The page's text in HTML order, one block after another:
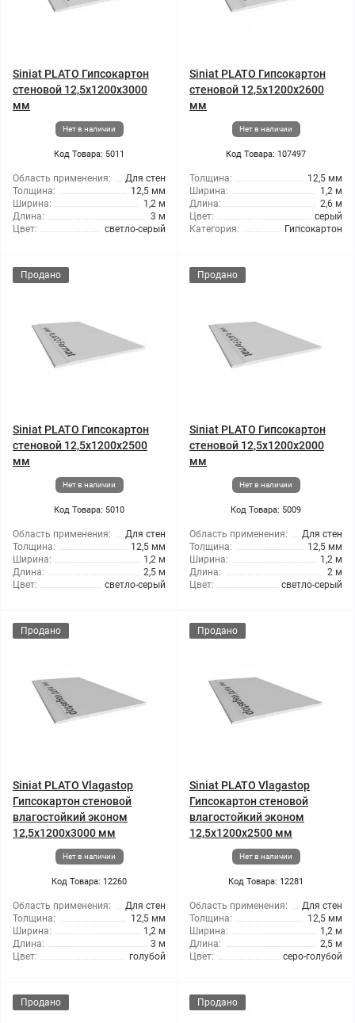
Siniat PLATO Гипсокартон
стеновой 12,5x1200x3000
мм
Нет в наличии
Код Товара: 5011
Область применения:
Для стен
Толщина:
12,5 мм
Ширина:
1,2 м
Длина:
3 м
Цвет:
светло-серый
Siniat PLATO Гипсокартон
стеновой 12,5x1200x2600
мм
Нет в наличии
Код Товара: 107497
Толщина:
12,5 мм
Ширина:
1,2 м
Длина:
2,6 м
Цвет:
серый
Категория:
Гипсокартон
Продано
Siniat PLATO Гипсокартон
стеновой 12,5x1200x2500
мм
Нет в наличии
Код Товара: 5010
Область применения:
Для стен
Толщина:
12,5 мм
Ширина:
1,2 м
Длина:
2,5 м
Цвет:
светло-серый
Продано
Siniat PLATO Гипсокартон
стеновой 12,5x1200x2000
мм
Нет в наличии
Код Товара: 5009
Область применения:
Для стен
Толщина:
12,5 мм
Ширина:
1,2 м
Длина:
2 м
Цвет:
светло-серый
Продано
Siniat PLATO Vlagastop
Гипсокартон стеновой
влагостойкий эконом
12,5x1200x3000 мм
Нет в наличии
Код Товара: 12260
Область применения:
Для стен
Толщина:
12,5 мм
Ширина:
1,2 м
Длина:
3 м
Цвет:
голубой
Продано
Siniat PLATO Vlagastop
Гипсокартон стеновой
влагостойкий эконом
12,5x1200x2500 мм
Нет в наличии
Код Товара: 12281
Область применения:
Для стен
Толщина:
12,5 мм
Ширина:
1,2 м
Длина:
2,5 м
Цвет:
серо-голубой
Продано Продано